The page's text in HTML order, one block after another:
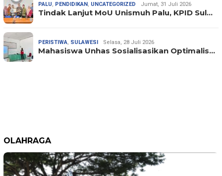
PALU, PENDIDIKAN, UNCATEGORIZED Jumat, 31 Juli 2026
Tindak Lanjut MoU Unismuh Palu, KPID Sul…
PERISTIWA, SULAWESI Selasa, 28 Juli 2026
Mahasiswa Unhas Sosialisasikan Optimalis…
OLAHRAGA